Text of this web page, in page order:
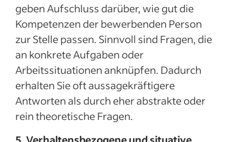
geben Aufschluss darüber, wie gut die
Kompetenzen der bewerbenden Person
zur Stelle passen. Sinnvoll sind Fragen, die
an konkrete Aufgaben oder
Arbeitssituationen anknüpfen. Dadurch
erhalten Sie oft aussagekräftigere
Antworten als durch eher abstrakte oder
rein theoretische Fragen.